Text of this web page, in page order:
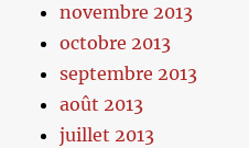
novembre 2013
octobre 2013
septembre 2013
août 2013
juillet 2013